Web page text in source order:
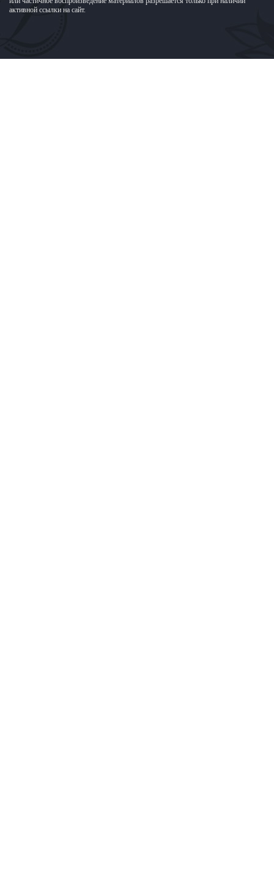
активной ссылки на сайт.